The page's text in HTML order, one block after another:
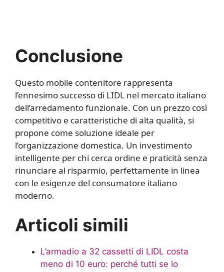
Conclusione
Questo mobile contenitore rappresenta
l’ennesimo successo di LIDL nel mercato italiano
dell’arredamento funzionale. Con un prezzo così
competitivo e caratteristiche di alta qualità, si
propone come soluzione ideale per
l’organizzazione domestica. Un investimento
intelligente per chi cerca ordine e praticità senza
rinunciare al risparmio, perfettamente in linea
con le esigenze del consumatore italiano
moderno.
Articoli simili
L’armadio a 32 cassetti di LIDL costa
meno di 10 euro: perché tutti se lo